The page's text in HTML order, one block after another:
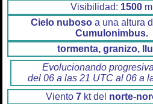
Visibilidad: 1500 m
Cielo nuboso a una altura
Cumulonimbus.
tormenta, granizo,
Evolucionando
del 06 a las 21 UTC al 06 a
Viento 7 kt del norte-